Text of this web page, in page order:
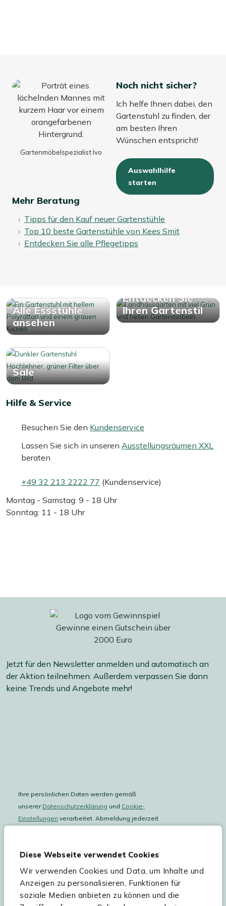
Diese Webseite verwendet Cookies
Wir verwenden Cookies und Data, um Inhalte und
Anzeigen zu personalisieren, Funktionen für
soziale Medien anbieten zu können und die
Gartenmöbelspezialist Ivo
Noch nicht sicher?
Ich helfe Ihnen dabei, den
Gartenstuhl zu finden, der
am besten Ihren
Wünschen entspricht!
Auswahlhilfe
starten
Mehr Beratung
Tipps für den Kauf neuer Gartenstühle
Top 10 beste Gartenstühle von Kees Smit
Entdecken Sie alle Pflegetipps
Alle Essstühle
ansehen
Entdecken Sie
Ihren Gartenstil
Sale
Hilfe & Service
Besuchen Sie den Kundenservice
Lassen Sie sich in unseren Ausstellungsräumen XXL
beraten
+49 32 213 2222 77 (Kundenservice)
Montag - Samstag: 9 - 18 Uhr
Sonntag: 11 - 18 Uhr
Jetzt für den Newsletter anmelden und automatisch an
der Aktion teilnehmen. Außerdem verpassen Sie dann
keine Trends und Angebote mehr!
Ihre persönlichen Daten werden gemäß
unserer Datenschutzerklärung und Cookie-
Einstellungen verarbeitet. Abmeldung jederzeit
Hilfe & Service
Sortiment